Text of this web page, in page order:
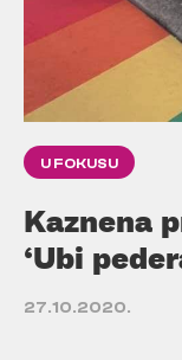
U FOKUSU
Kaznena
‘Ubi
27.10.2020.